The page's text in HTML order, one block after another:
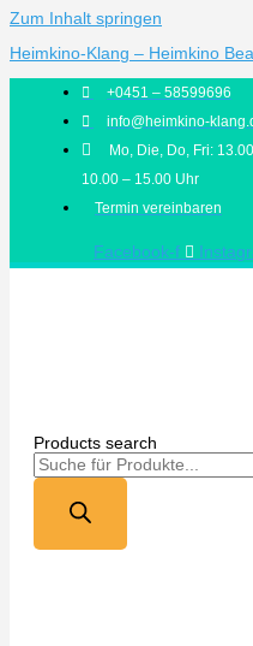
Zum Inhalt springen
Heimkino-Klang – Heimkino
+0451 – 58599696
info@heimkino-
Mo, Die, Do, Fri:
10.00 – 15.00 Uhr
Termin vereinbaren
Facebook-f
Products search